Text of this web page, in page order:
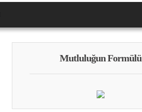
Mutluluğun Formülü